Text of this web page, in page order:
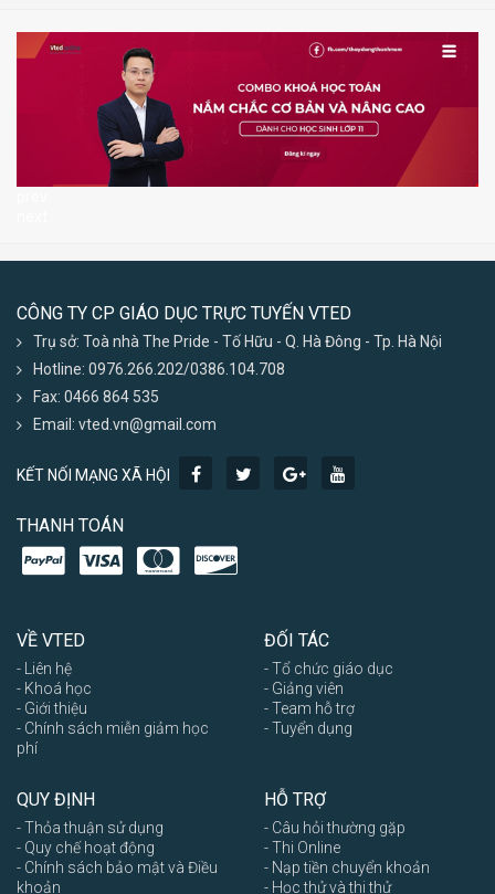
CÔNG TY CP GIÁO DỤC TRỰC TUYẾN VTED
Trụ sở: Toà nhà The Pride - Tố Hữu - Q. Hà Đông - Tp. Hà Nội
Hotline: 0976.266.202/0386.104.708
Fax: 0466 864 535
Email: vted.vn@gmail.com
KẾT NỐI MẠNG XÃ HỘI
THANH TOÁN
VỀ VTED
- Liên hệ
- Khoá học
- Giới thiệu
- Chính sách miễn giảm học
phí
ĐỐI TÁC
- Tổ chức giáo dục
- Giảng viên
- Team hỗ trợ
- Tuyển dụng
QUY ĐỊNH
- Thỏa thuận sử dụng
- Quy chế hoạt động
- Chính sách bảo mật và Điều
khoản
HỖ TRỢ
- Câu hỏi thường gặp
- Thi Online
- Nạp tiền chuyển khoản
- Học thử và thi thử